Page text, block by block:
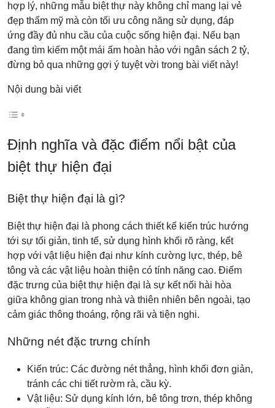
hợp lý, những mẫu biệt thự này không chỉ mang lại vẻ
đẹp thẩm mỹ mà còn tối ưu công năng sử dụng, đáp
ứng đầy đủ nhu cầu của cuộc sống hiện đại. Nếu bạn
đang tìm kiếm một mái ấm hoàn hảo với ngân sách 2 tỷ,
đừng bỏ qua những gợi ý tuyệt vời trong bài viết này!
Nội dung bài viết
Định nghĩa và đặc điểm nổi bật của
biệt thự hiện đại
Biệt thự hiện đại là gì?
Biệt thự hiện đại là phong cách thiết kế kiến trúc hướng
tới sự tối giản, tinh tế, sử dụng hình khối rõ ràng, kết
hợp với vật liệu hiện đại như kính cường lực, thép, bê
tông và các vật liệu hoàn thiện có tính năng cao. Điểm
đặc trưng của biệt thự hiện đại là sự kết nối hài hòa
giữa không gian trong nhà và thiên nhiên bên ngoài, tạo
cảm giác thông thoáng, rộng rãi và tiện nghi.
Những nét đặc trưng chính
Kiến trúc: Các đường nét thẳng, hình khối đơn giản,
tránh các chi tiết rườm rà, cầu kỳ.
Vật liệu: Sử dụng kính lớn, bê tông trơn, thép không